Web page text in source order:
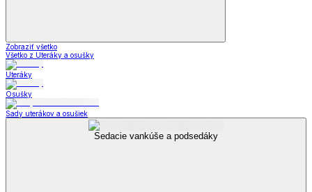
Zobraziť všetko
Všetko z Uteráky a osušky
Uteráky
Osušky
Sady uterákov a osušiek
Sedacie vankúše a podsedáky